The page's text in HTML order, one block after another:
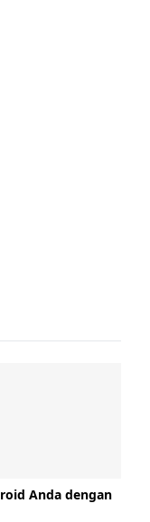
Anda dengan